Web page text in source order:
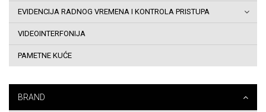
korištenja
Dostava
EVIDENCIJA RADNOG VREMENA I KONTROLA PRISTUPA
VIDEOINTERFONIJA
PAMETNE KUĆE
BRAND